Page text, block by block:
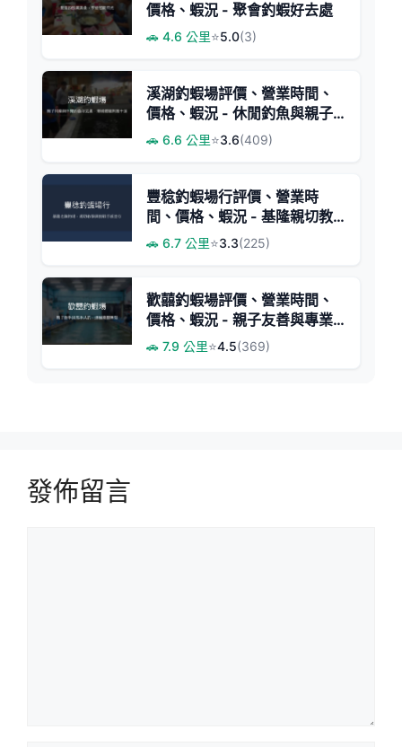
價格、蝦況 - 聚會釣蝦好去處
🚗 4.6 公里⭐5.0(3)
溪湖釣蝦場評價、營業時間、
價格、蝦況 - 休閒釣魚與親子
同樂
🚗 6.6 公里⭐3.6(409)
豐稔釣蝦場行評價、營業時
間、價格、蝦況 - 基隆親切教
學與挑戰蝦況
🚗 6.7 公里⭐3.3(225)
歡囍釣蝦場評價、營業時間、
價格、蝦況 - 親子友善與專業
釣手首選
🚗 7.9 公里⭐4.5(369)
發佈留言